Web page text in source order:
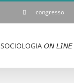
congresso
SOCIOLOGIA 𝘖𝘕 𝘓𝘐𝘕𝘌